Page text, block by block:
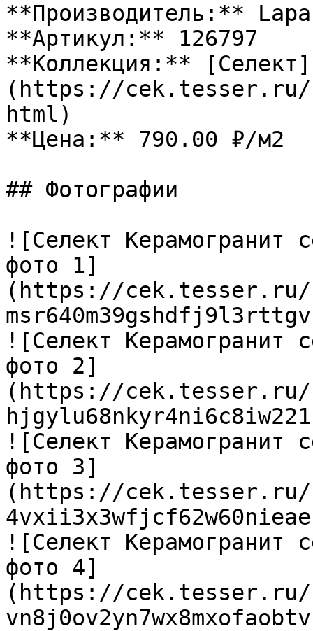
**Производитель:**
**Артикул:** 126797
**Коллекция:** [Селект]
(https://
html)
**Цена:** 790.00 ₽/м2
## Фотографии
![Селект Керамогранит
фото 1]
(https://cek.tesser.ru/
![Селект Керамогранит
фото 2]
(https://cek.tesser.ru/
![Селект Керамогранит
фото 3]
(https://cek.tesser.ru/
![Селект Керамогранит
фото 4]
(https://cek.tesser.ru/